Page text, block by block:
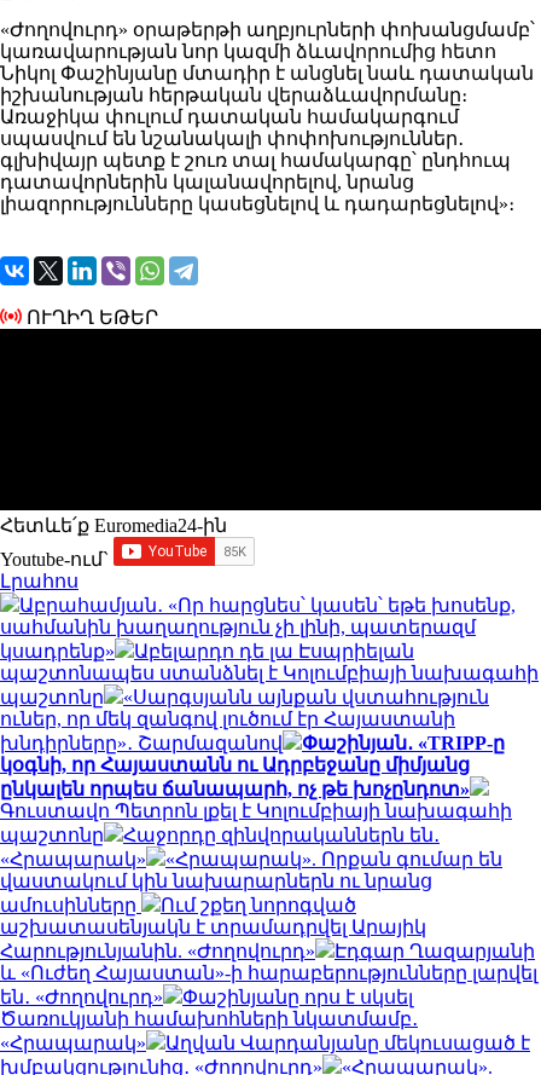
«Ժողովուրդ» օրաթերթի աղբյուրների փոխանցմամբ՝
կառավարության նոր կազմի ձևավորումից հետո
Նիկոլ Փաշինյանը մտադիր է անցնել նաև դատական
իշխանության հերթական վերաձևավորմանը։
Առաջիկա փուլում դատական համակարգում
սպասվում են նշանակալի փոփոխություններ․
գլխիվայր պետք է շուռ տալ համակարգը՝ ընդհուպ
դատավորներին կալանավորելով, նրանց
լիազորությունները կասեցնելով և դադարեցնելով»։
ՈՒՂԻՂ ԵԹԵՐ
Հետևե՛ք Euromedia24-ին
Youtube-ում`
Լրահոս
Աբրահամյան․ «Որ հարցնես՝ կասեն՝ եթե խոսենք,
սահմանին խաղաղություն չի լինի, պատերազմ
կսադրենք»
Աբելարդո դե լա Էսպրիելան
պաշտոնապես ստանձնել է Կոլումբիայի նախագահի
պաշտոնը
«Սարգսյանն այնքան վստահություն
ուներ, որ մեկ զանգով լուծում էր Հայաստանի
խնդիրները»․ Շարմազանով
Փաշինյան․ «TRIPP-ը
կօգնի, որ Հայաստանն ու Ադրբեջանը միմյանց
ընկալեն որպես ճանապարհ, ոչ թե խոչընդոտ»
Գուստավո Պետրոն լքել է Կոլումբիայի նախագահի
պաշտոնը
Հաջորդը զինվորականներն են․
«Հրապարակ»
«Հրապարակ». Որքան գումար են
վաստակում կին նախարարներն ու նրանց
ամուսինները
Ում շքեղ նորոգված
աշխատասենյակն է տրամադրվել Արայիկ
Հարությունյանին. «Ժողովուրդ»
Էդգար Ղազարյանի
և «Ուժեղ Հայաստան»-ի հարաբերությունները լարվել
են․ «Ժողովուրդ»
Փաշինյանը որս է սկսել
Ծառուկյանի համախոհների նկատմամբ․
«Հրապարակ»
Աղվան Վարդանյանը մեկուսացած է
խմբակցությունից․ «Ժողովուրդ»
«Հրապարակ».